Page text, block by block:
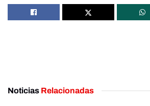
Noticias Relacionadas